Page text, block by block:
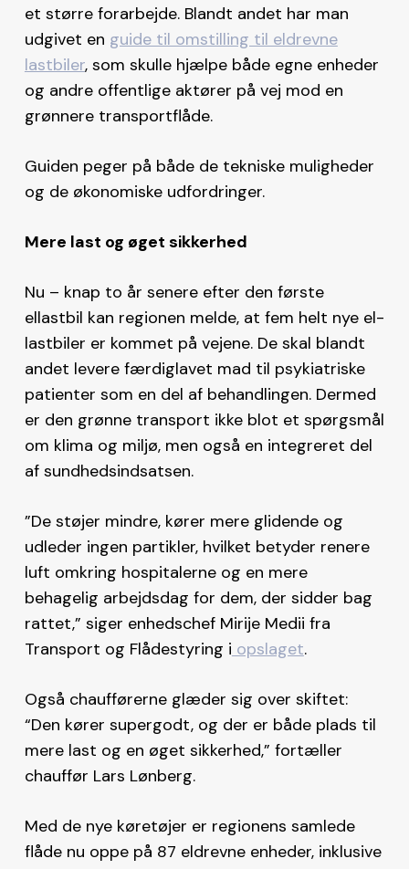
et større forarbejde. Blandt andet har man
udgivet en guide til omstilling til eldrevne
lastbiler, som skulle hjælpe både egne enheder
og andre offentlige aktører på vej mod en
grønnere transportflåde.
Guiden peger på både de tekniske muligheder
og de økonomiske udfordringer.
Mere last og øget sikkerhed
Nu – knap to år senere efter den første
ellastbil kan regionen melde, at fem helt nye el-
lastbiler er kommet på vejene. De skal blandt
andet levere færdiglavet mad til psykiatriske
patienter som en del af behandlingen. Dermed
er den grønne transport ikke blot et spørgsmål
om klima og miljø, men også en integreret del
af sundhedsindsatsen.
”De støjer mindre, kører mere glidende og
udleder ingen partikler, hvilket betyder renere
luft omkring hospitalerne og en mere
behagelig arbejdsdag for dem, der sidder bag
rattet,” siger enhedschef Mirije Medii fra
Transport og Flådestyring i opslaget.
Også chaufførerne glæder sig over skiftet:
“Den kører supergodt, og der er både plads til
mere last og en øget sikkerhed,” fortæller
chauffør Lars Lønberg.
Med de nye køretøjer er regionens samlede
flåde nu oppe på 87 eldrevne enheder, inklusive